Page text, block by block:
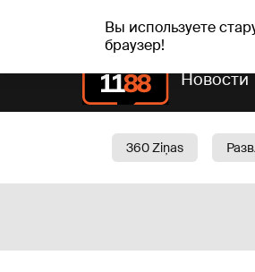
Вы используете
браузер!
пт, 07.08.2026. +17°C
Новости
360 Ziņas